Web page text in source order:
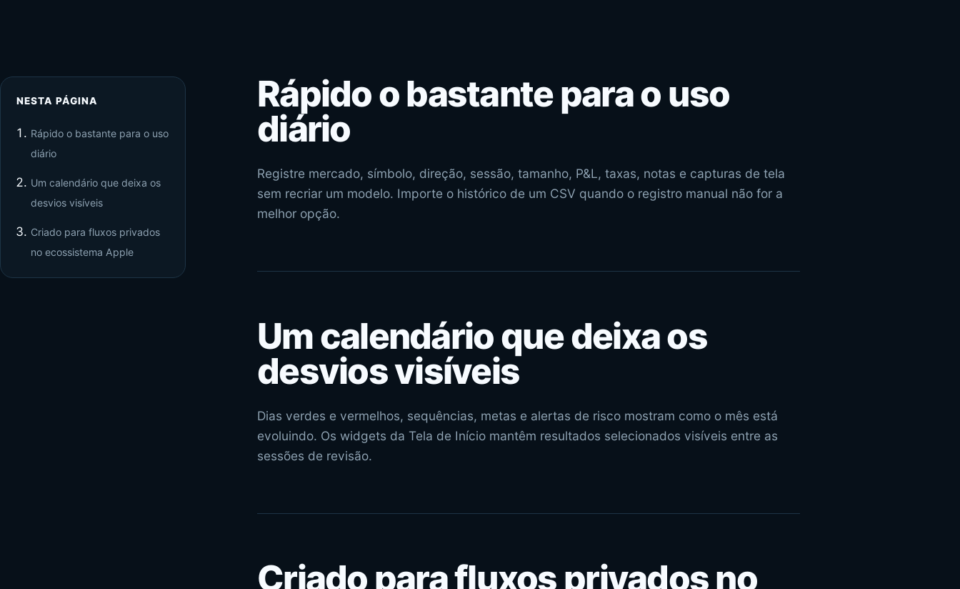
NESTA PÁGINA
Rápido o bastante para o uso
diário
Um calendário que deixa os
desvios visíveis
Criado para fluxos privados
no ecossistema Apple
Rápido o bastante para o uso
diário
Registre mercado, símbolo, direção, sessão, tamanho, P&L, taxas, notas e capturas de tela
sem recriar um modelo. Importe o histórico de um CSV quando o registro manual não for a
melhor opção.
Um calendário que deixa os
desvios visíveis
Dias verdes e vermelhos, sequências, metas e alertas de risco mostram como o mês está
evoluindo. Os widgets da Tela de Início mantêm resultados selecionados visíveis entre as
sessões de revisão.
Criado para fluxos privados no